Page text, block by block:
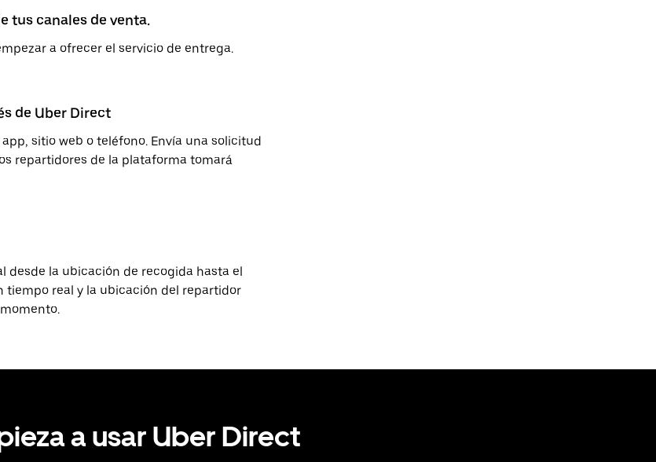
tus canales de venta.
a ofrecer el servicio de entrega.
de Uber Direct
sitio web o teléfono. Envía una solicitud
repartidores de la plataforma tomará
desde la ubicación de recogida hasta el
tiempo real y la ubicación del repartidor
a usar Uber Direct